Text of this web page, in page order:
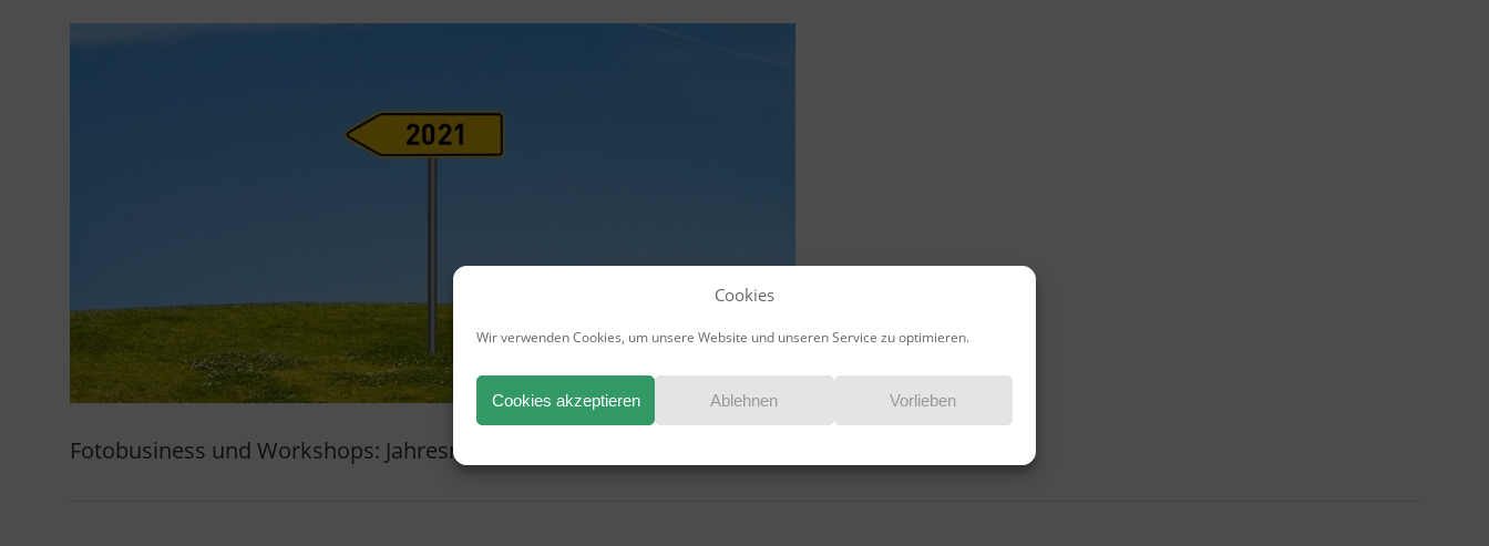
Cookies
Wir verwenden Cookies, um unsere Website und unseren Service zu optimieren.
Cookies akzeptieren Ablehnen Vorlieben
Fotobusiness und Workshops: Jahresrückblick 2021